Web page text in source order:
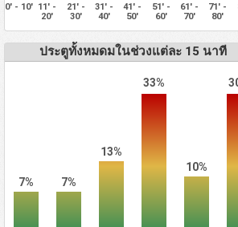
0' - 10' 11' -
20'
21' -
30'
31' -
40'
41' -
50'
51' -
60'
61' -
70'
71' -
80'
ประตูทั้งหมดมในช่วงแต่ละ 15 นาที
7% 7%
13%
33%
10%